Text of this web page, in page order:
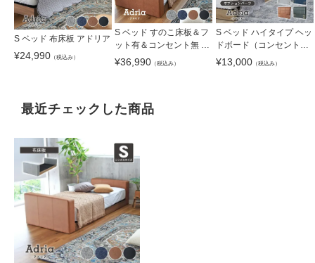
S ベッド 布床板 アドリア
¥24,990 （税込み）
S ベッド すのこ床板＆フ
ット有＆コンセント無 ア
ドリア
¥36,990 （税込み）
S ベッド ハイタイプ ヘッ
ドボード（コンセント
有）単品 アドリア
¥13,000（税込み）
最近チェックした商品